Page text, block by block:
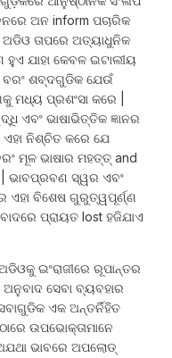
ଅନ inform ପଚାରିକ
ଅଡିଓ ତାପରେ ଅତ୍ୟାଧୁନିକ
ଯାହା କେବଳ ଇଟାଲୀୟ
ଶବ୍ଦଗୁଡିକ ଯେଉଁ
ମଧ୍ୟ ପ୍ରଶଂସା କରେ |
ଏବଂ ଭାଷାଭିତ୍ତିକ ଜ୍ଞାନର
ନିଶ୍ଚିତ କରେ ଯେ
ମୂଳ ଭାଷାର ମହତ୍ତ୍ and
| ଭାବପ୍ରବଣ ସ୍ୱର ଏବଂ
ଏହା ବିଶେଷ ଗୁରୁତ୍ୱପୂର୍ଣ୍ଣ
ପ୍ରାୟତ lost ହଜିଯାଏ
ଇଂରାଜୀରେ ରୂପାନ୍ତର
ସେବା ବ୍ୟବହାର
ଏକ ଅନ୍ତର୍ନିହିତ
ଉପଭୋକ୍ତାମାନେ
ଭାବରେ ଅପଲୋଡ୍